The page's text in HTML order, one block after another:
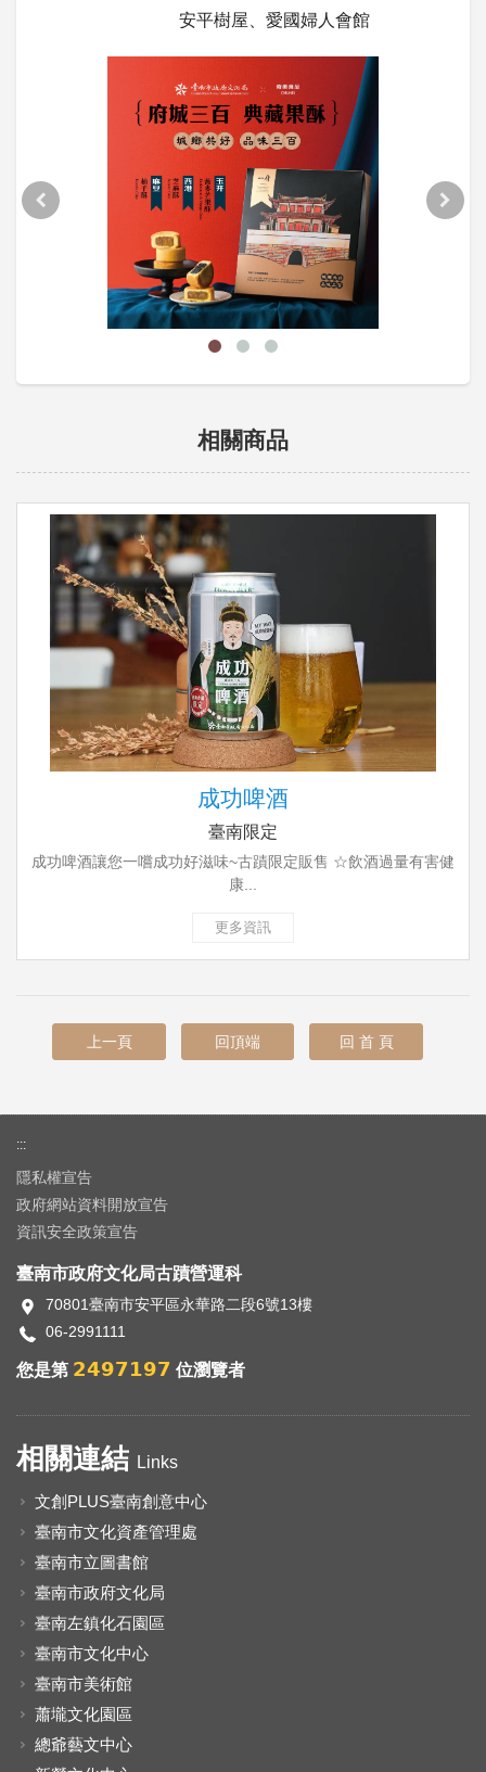
安平樹屋、愛國婦人會館
相關商品
成功啤酒
臺南限定
成功啤酒讓您一嚐成功好滋味~古蹟限定販售 ☆飲酒過量有害健
康...
更多資訊
上一頁 回頂端 回 首 頁
:::
隱私權宣告
政府網站資料開放宣告
資訊安全政策宣告
臺南市政府文化局古蹟營運科
70801臺南市安平區永華路二段6號13樓
06-2991111
您是第 2497197 位瀏覽者
相關連結 Links
文創PLUS臺南創意中心
臺南市文化資產管理處
臺南市立圖書館
臺南市政府文化局
臺南左鎮化石園區
臺南市文化中心
臺南市美術館
蕭壠文化園區
總爺藝文中心